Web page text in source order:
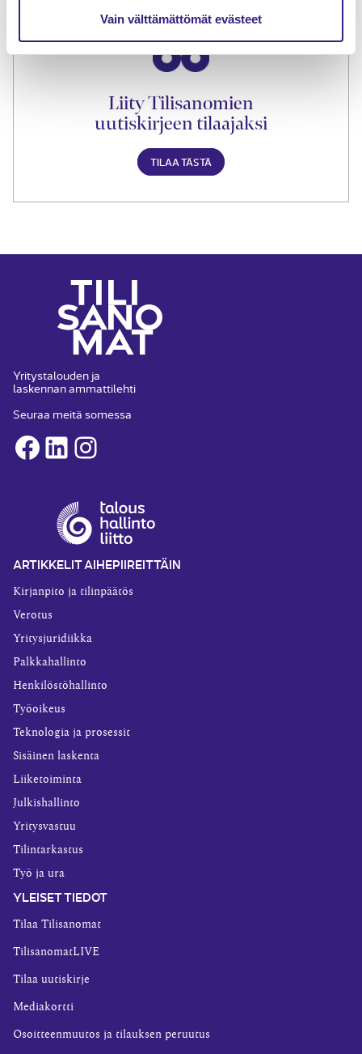
Vain välttämättömät evästeet
Liity Tilisanomien
uutiskirjeen tilaajaksi
TILAA TÄSTÄ
Yritystalouden ja
laskennan ammattilehti
Seuraa meitä somessa
Facebook
LinkedInInstagram
ARTIKKELIT AIHEPIIREITTÄIN
Kirjanpito ja tilinpäätös
Verotus
Yritysjuridiikka
Palkkahallinto
Henkilöstöhallinto
Työoikeus
Teknologia ja prosessit
Sisäinen laskenta
Liiketoiminta
Julkishallinto
Yritysvastuu
Tilintarkastus
Työ ja ura
YLEISET TIEDOT
Tilaa Tilisanomat
TilisanomatLIVE
Tilaa uutiskirje
Mediakortti
Osoitteenmuutos ja tilauksen peruutus